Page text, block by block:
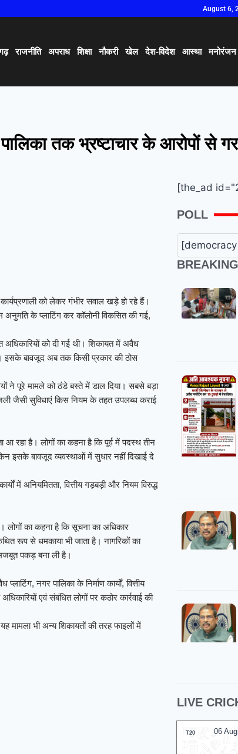
August 6,
राजनीति अपराध शिक्षा नौकरी खेल देश-विदेश आस्था मनोरंजन
तक भ्रष्टाचार के आरोपों से
को लेकर गंभीर सवाल खड़े हो रहे हैं।
अनुमति के प्लाटिंग कर कॉलोनी विकसित की गई,
अधिकारियों को दी गई थी। शिकायत में अवैध
इसके बावजूद अब तक किसी प्रकार की ठोस
ने पूरे मामले को ठंडे बस्ते में डाल दिया। सबसे बड़ा
जैसी सुविधाएं किस नियम के तहत उपलब्ध कराई
रहा है। लोगों का कहना है कि पूर्व में पदस्थ तीन
इसके बावजूद व्यवस्थाओं में सुधार नहीं दिखाई दे
में अनियमितता, वित्तीय गड़बड़ी और नियम विरुद्ध
लोगों का कहना है कि सूचना का अधिकार
रूप से धमकाया भी जाता है। नागरिकों का
पकड़ बना ली है।
नगर पालिका के निर्माण कार्यों, वित्तीय
एवं संबंधित लोगों पर कठोर कार्रवाई की
मामला भी अन्य शिकायतों की तरह फाइलों में
[the_ad
POLL
LIVE
06
T20